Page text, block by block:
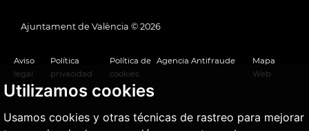
Utilizamos cookies
Usamos cookies y otras técnicas de rastreo para mejorar
Ajuntament de València © 2026
Aviso
legal
Política
privacidad
Política de
cookies
Agencia Antifraude
Mapa
Web